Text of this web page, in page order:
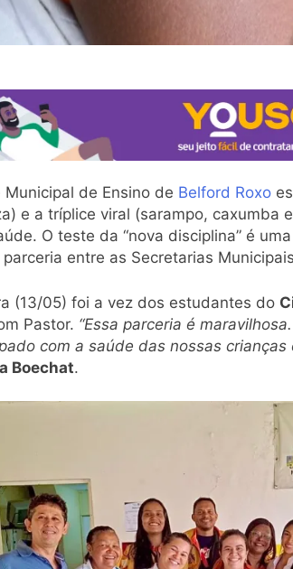
de Ensino de Belford Roxo
e a tríplice viral (sarampo, caxumba
O teste da “nova disciplina” é
entre as Secretarias
(13/05) foi a vez dos estudantes do
Pastor. “Essa parceria é
com a saúde das nossas crianças
Boechat.